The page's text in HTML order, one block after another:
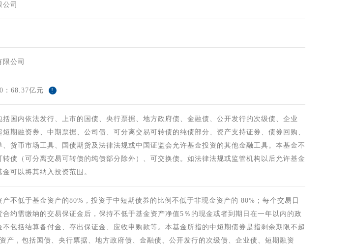
司
公司
：68.37亿元 !
括国内依法发行、上市的国债、央行票据、地方政府债、金融债、公开发行的次级债、企业
期融资券、中期票据、公司债、可分离交易可转债的纯债部分、资产支持证券、债券回购、
、货币市场工具、国债期货及法律法规或中国证监会允许基金投资的其他金融工具。本基金不
转债（可分离交易可转债的纯债部分除外）、可交换债。如法律法规或监管机构以后允许基金
可以将其纳入投资范围。
不低于基金资产的80%，投资于中短期债券的比例不低于非现金资产的 80%；每个交易日
合约需缴纳的交易保证金后，保持不低于基金资产净值5％的现金或者到期日在一年以内的政
不包括结算备付金、存出保证金、应收申购款等。本基金所指的中短期债券是指剩余期限不超
产，包括国债、央行票据、地方政府债、金融债、公开发行的次级债、企业债、短期融资